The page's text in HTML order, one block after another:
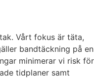
Vårt fokus är täta,
bandtäckning på en
minimerar vi risk för
tidplaner samt